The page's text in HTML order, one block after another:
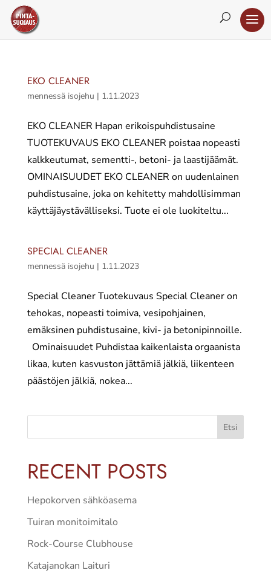
EKO CLEANER
mennessä isojehu | 1.11.2023
EKO CLEANER Hapan erikoispuhdistusaine
TUOTEKUVAUS EKO CLEANER poistaa nopeasti
kalkkeutumat, sementti-, betoni- ja laastijäämät.
OMINAISUUDET EKO CLEANER on uudenlainen
puhdistusaine, joka on kehitetty mahdollisimman
käyttäjäystävälliseksi. Tuote ei ole luokiteltu...
SPECIAL CLEANER
mennessä isojehu | 1.11.2023
Special Cleaner Tuotekuvaus Special Cleaner on
tehokas, nopeasti toimiva, vesipohjainen,
emäksinen puhdistusaine, kivi- ja betonipinnoille.
Ominaisuudet Puhdistaa kaikenlaista orgaanista
likaa, kuten kasvuston jättämiä jälkiä, liikenteen
päästöjen jälkiä, nokea...
Etsi
RECENT POSTS
Hepokorven sähköasema
Tuiran monitoimitalo
Rock-Course Clubhouse
Katajanokan Laituri